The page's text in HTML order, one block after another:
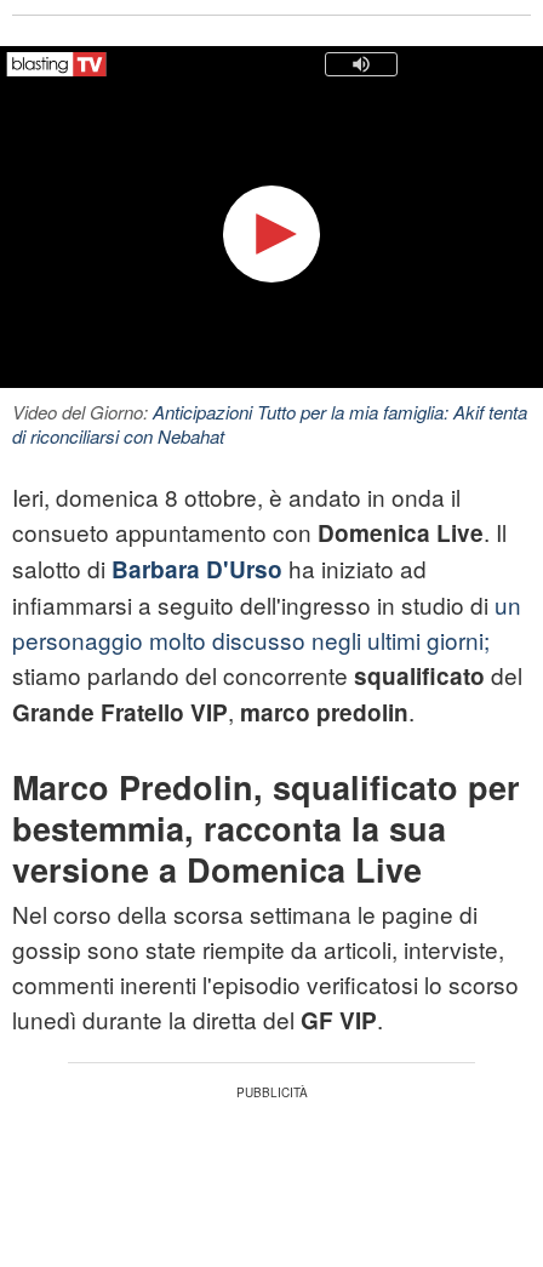
Video del Giorno:Anticipazioni Tutto per la mia famiglia: Akif tenta
di riconciliarsi con Nebahat
Ieri, domenica 8 ottobre, è andato in onda il
consueto appuntamento con Domenica Live. Il
salotto di Barbara D'Urso ha iniziato ad
infiammarsi a seguito dell'ingresso in studio di un
personaggio molto discusso negli ultimi giorni;
stiamo parlando del concorrente squalificato del
Grande Fratello VIP, marco predolin.
Marco Predolin, squalificato per
bestemmia, racconta la sua
versione a Domenica Live
Nel corso della scorsa settimana le pagine di
gossip sono state riempite da articoli, interviste,
commenti inerenti l'episodio verificatosi lo scorso
lunedì durante la diretta del GF VIP.